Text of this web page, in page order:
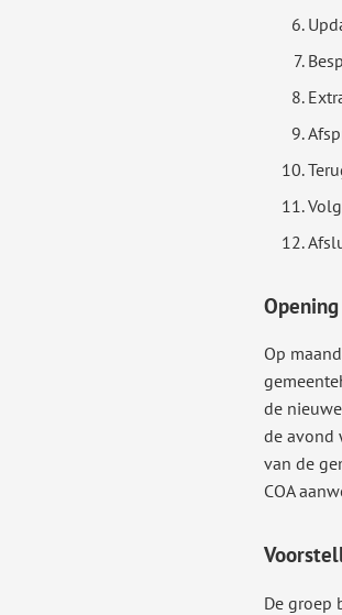
Opening
Op
de
de avond
van de
COA
De groep